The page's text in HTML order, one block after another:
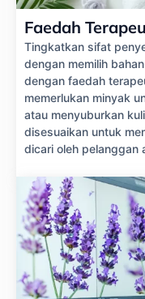
Faedah
Tingkatkan sifat
dengan memilih
dengan faedah
memerlukan minyak
atau menyuburkan
disesuaikan untuk
dicari oleh pelanggan